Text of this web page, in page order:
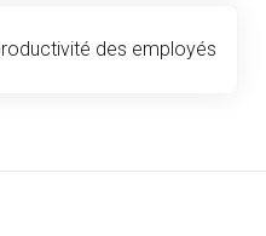
des employés